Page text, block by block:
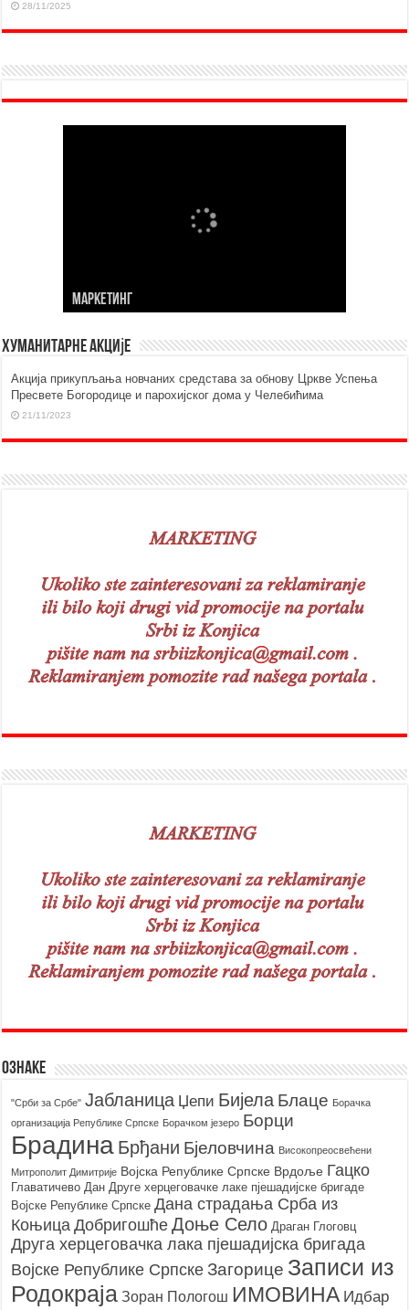
28/11/2025
МАРKЕТИНГ
Хуманитарне акције
Aкција прикупљања новчаних средстава за обнову Цркве Успења
Пресвете Богородице и парохијског дома у Челебићима
21/11/2023
Ознаке
"Срби за Србе" Јабланица Џепи Бијела Блаце Борачкa
организацијa Републике Српске Борачком језеро Борци
Брадина Брђани Бјеловчина Високопреосвећени
Митрополит Димитрије Војска Републике Српске Врдоље Гацко
Главатичево Дан Друге херцеговачке лаке пјешадијске бригаде
Војске Републике Српске Дана страдања Срба из
Коњица Добригошће Доње Село Драган Глоговц
Друга херцеговачка лака пјешадијска бригада
Војске Републике Српске Загорице Записи из
Родoкраја Зоран Пологош ИМОВИНА Идбар